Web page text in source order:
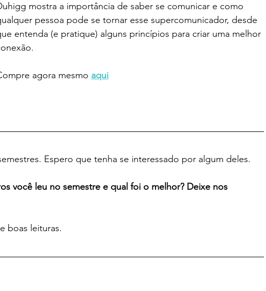
mostra a importância de saber se comunicar e como
pessoa pode se tornar esse supercomunicador, desde
entenda (e pratique) alguns princípios para criar uma melhor
agora mesmo aqui
Espero que tenha se interessado por algum deles.
você leu no semestre e qual foi o melhor? Deixe nos
boas leituras.